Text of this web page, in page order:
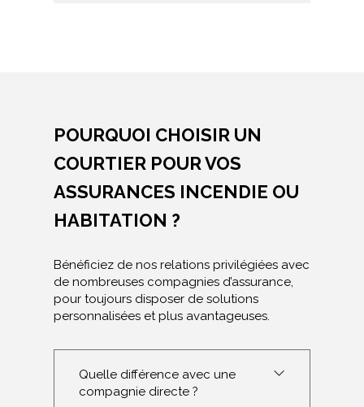
POURQUOI CHOISIR UN
COURTIER POUR VOS
ASSURANCES INCENDIE OU
HABITATION ?
Bénéficiez de nos relations privilégiées avec
de nombreuses compagnies d’assurance,
pour toujours disposer de solutions
personnalisées et plus avantageuses.
Quelle différence avec une
compagnie directe ?